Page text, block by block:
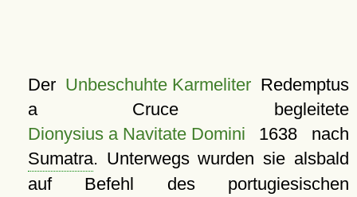
Der Unbeschuhte KarmeliterRedemptus
a Cruce begleitete
Dionysius a Navitate Domini 1638 nach
Sumatra. Unterwegs wurden sie alsbald
auf Befehl des portugiesischen